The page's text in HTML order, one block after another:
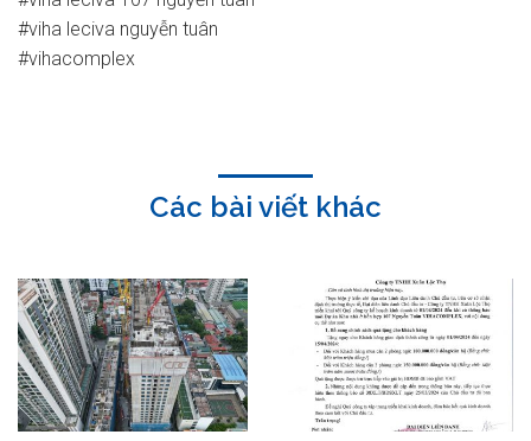
#viha leciva nguyễn tuân
#vihacomplex
Các bài viết khác